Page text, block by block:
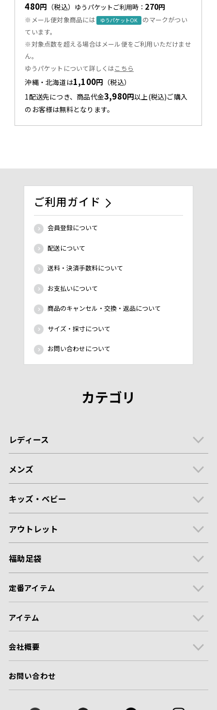
480円 （税込） ゆうパケットご利用時： 270円
※メール便対象商品には ゆうパケットOK
のマークがつい
ています。
※対象点数を超える場合はメール便をご利用いただけませ
ん。
ゆうパケットについて詳しくはこちら
沖縄・北海道は1,100円 （税込）
1配送先につき、商品代金3,980円以上(税込)ご購入
のお客様は無料となります。
ご利用ガイド
会員登録について
配送について
送料・決済手数料について
お支払いについて
商品のキャンセル・交換・返品について
サイズ・採寸について
お問い合わせについて
カテゴリ
レディース
メンズ
キッズ・ベビー
アウトレット
福助足袋
定番アイテム
アイテム
会社概要
お問い合わせ